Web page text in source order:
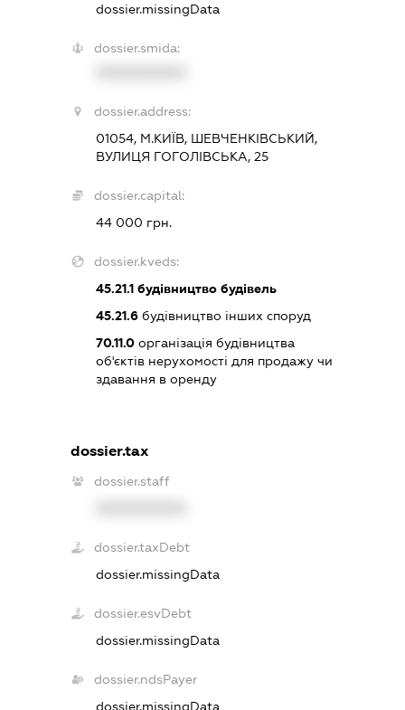
dossier.missingData
dossier.smida:
dossier.address:
01054, М.КИЇВ, ШЕВЧЕНКІВСЬКИЙ,
ВУЛИЦЯ ГОГОЛІВСЬКА, 25
dossier.capital:
44 000 грн.
dossier.kveds:
45.21.1 будівництво будівель
45.21.6 будівництво інших споруд
70.11.0 організація будівництва
об'єктів нерухомості для продажу чи
здавання в оренду
dossier.tax
dossier.staff
dossier.taxDebt
dossier.missingData
dossier.esvDebt
dossier.missingData
dossier.ndsPayer
dossier.missingData